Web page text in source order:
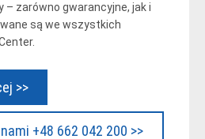
zarówno gwarancyjne, jak i
są we wszystkich
>>
+48 662 042 200 >>